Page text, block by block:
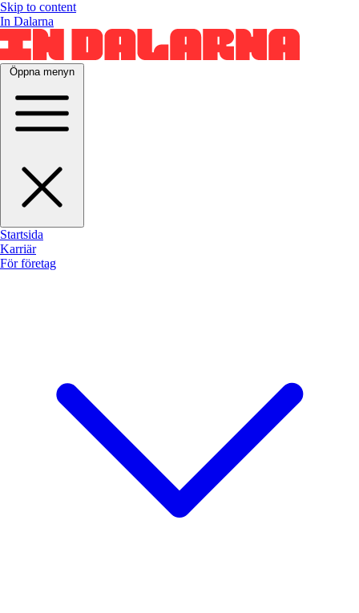
Skip to content
In Dalarna
Öppna menyn
Startsida
Karriär
För företag